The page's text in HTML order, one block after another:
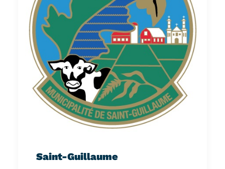
Saint-Guillaume